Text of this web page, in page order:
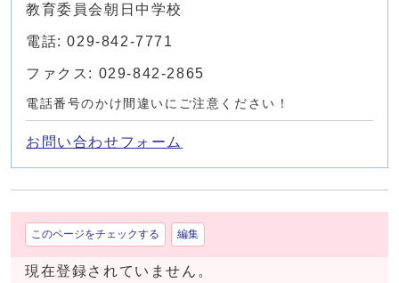
教育委員会朝日中学校
電話: 029-842-7771
ファクス: 029-842-2865
電話番号のかけ間違いにご注意ください！
お問い合わせフォーム
このページをチェックする 編集
現在登録されていません。